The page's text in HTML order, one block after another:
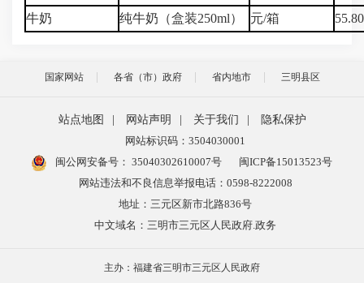
牛奶
纯牛奶（盒装250ml） 元/箱
国家网站 各省（市）政府 省内地市 三明县区
站点地图 网站声明 关于我们
隐私保护
网站标识码：3504030001
闽公网安备号： 35040302610007号
闽ICP备15013523号
网站违法和不良信息举报电话：0598-8222008
地址：三元区新市北路836号
中文域名：三明市三元区人民政府.政务
主办：福建省三明市三元区人民政府